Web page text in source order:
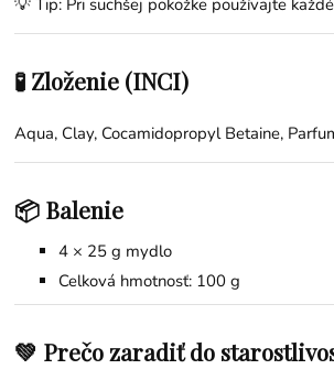
💡 Tip: Pri suchšej pokožke používajte
🧪 Zloženie (INCI)
Aqua, Clay, Cocamidopropyl Betaine,
📦 Balenie
4 × 25 g mydlo
Celková hmotnosť: 100 g
💚 Prečo zaradiť do